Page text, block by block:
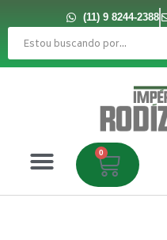
conteúdo
(11) 9 8244-2388
Pesquisar
0